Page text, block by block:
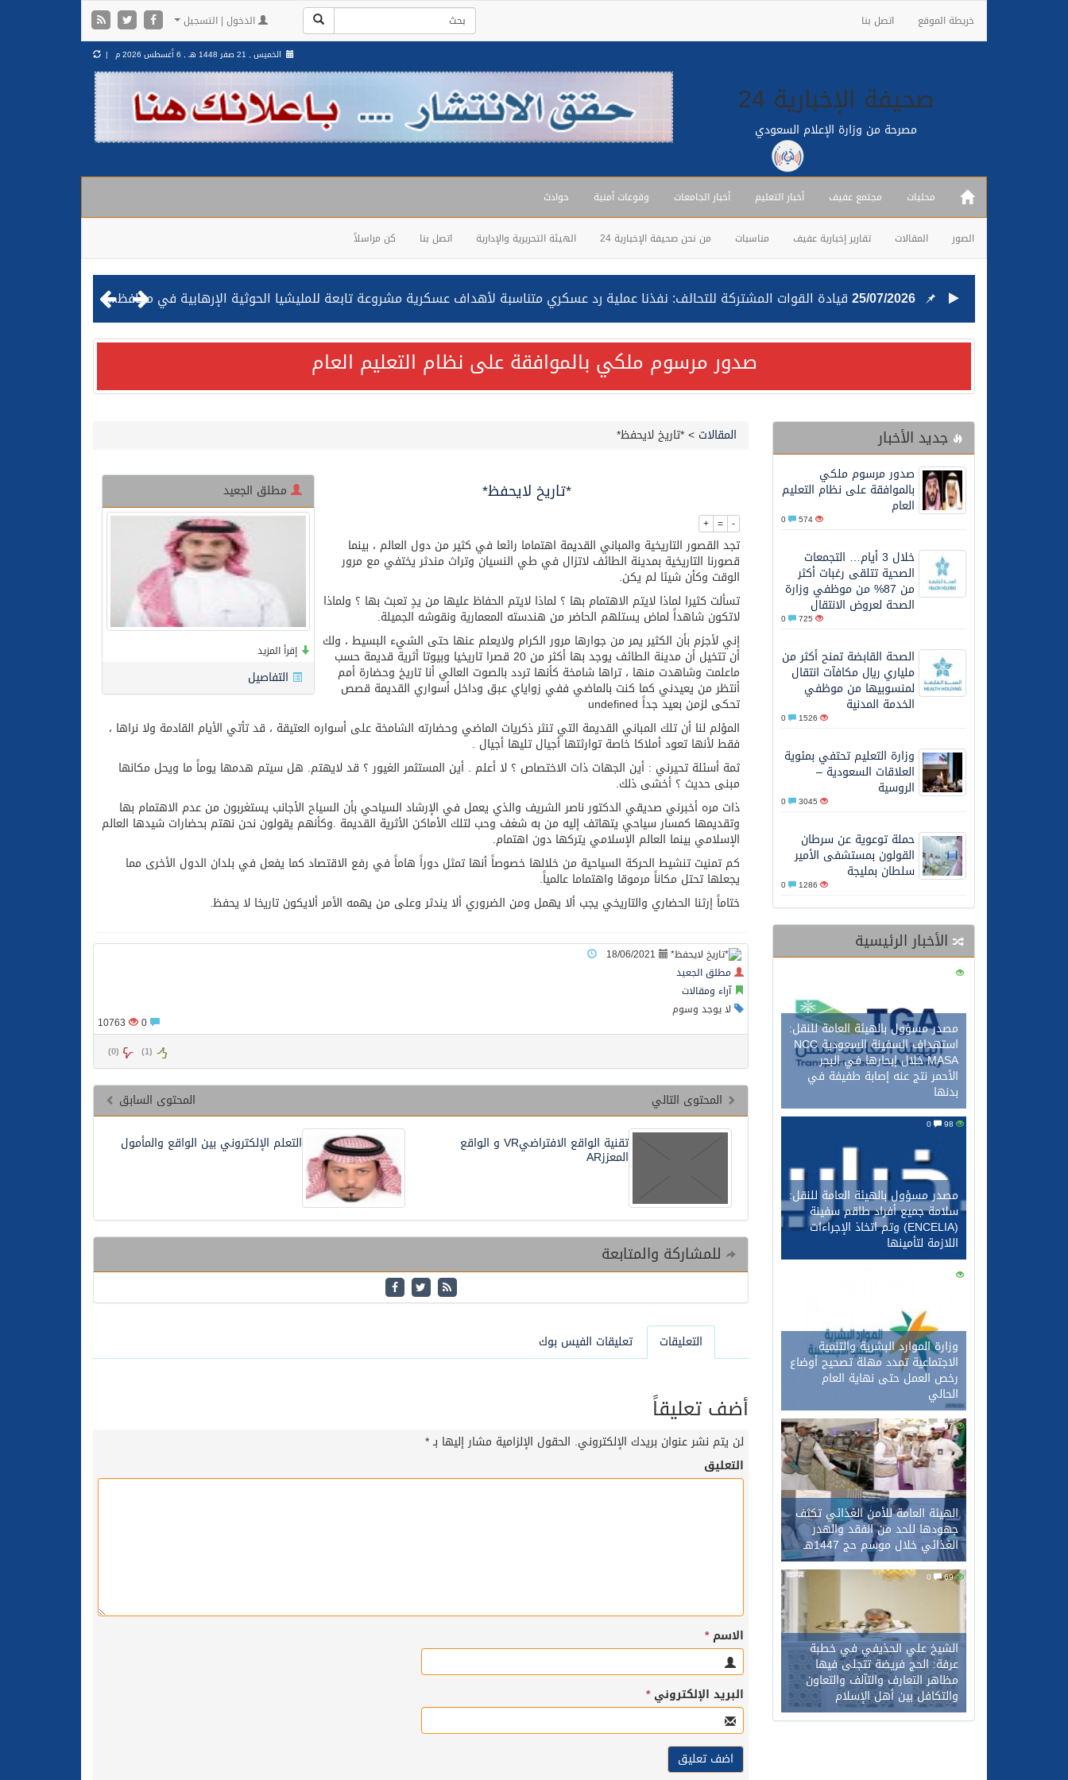
خريطة الموقع اتصل بنا الدخول | التسجيل
صحيفة الإخبارية 24
مصرحة من وزارة الإعلام السعودي
الخميس , 21 صفر 1448 هـ , 6 أغسطس 2026 م |
محليات مجتمع عفيف أخبار التعليم أخبار الجامعات وقوعات أمنية حوادث
الصور المقالات تقارير إخبارية عفيف مناسبات من نحن صحيفة الإخبارية 24 الهيئة التحريرية والإدارية اتصل بنا كن مراسلاً
25/07/2026 قيادة القوات المشتركة للتحالف: نفذنا عملية رد عسكري متناسبة لأهداف عسكرية مشروعة تابعة للمليشيا الحوثية الإرهابية في محافظة الحديدة
24/07/2026مصدر مسؤول بالهيئة العامة للنقل: استهداف السفينة السعودية NCC MASA خلال إبحارها في البحر الأحمر نتج عنه إصابة طفيفة في بدنها
24/07/2026صدور مرسوم ملكي بالموافقة على نظام التعليم العام
23/07/2026
مصدر مسؤول بالهيئة العامة للنقل: سلامة جميع أفراد طاقم سفينة (ENCELIA) وتم اتخاذ الإجراءات اللازمة لتأمينها
30/06/2026وزارة الموارد البشرية والتنمية الاجتماعية تمدد مهلة تصحيح أوضاع رخص العمل حتى نهاية العام الحالي
20/06/2026سمو ولي العهد يتلقى اتصالًا هاتفيًا من رئيس الوزراء الباكستاني
الهيئة العامة للأمن الغذائي تكثف جهودها للحد من الفقد والهدر الغذائي خلال موسم حج 1447هـ
27/05/2026محافظ عفيف يؤدي صلاة عيد الأضحى
الشيخ علي الحذيفي في خطبة عرفة: الحج فريضة تتجلى فيها مظاهر التعارف والتآلف والتعاون والتكافل بين أهل الإسلام
صدور مرسوم ملكي بالموافقة على نظام التعليم العام
جديد الأخبار
صدور مرسوم ملكي
بالموافقة على نظام التعليم
العام
574
خلال 3 أيام… التجمعات
الصحية تتلقى رغبات أكثر
من 87% من موظفي وزارة
الصحة لعروض الانتقال
725
الصحة القابضة تمنح أكثر من
ملياري ريال مكافآت انتقال
لمنسوبيها من موظفي
الخدمة المدنية
1526
وزارة التعليم تحتفي بمئوية
العلاقات السعودية –
الروسية
3045
حملة توعوية عن سرطان
القولون بمستشفى الأمير
سلطان بمليجة
1286
الأخبار الرئيسية
113
مصدر مسؤول بالهيئة العامة للنقل:
استهداف السفينة السعودية NCC
MASA خلال إبحارها في البحر
الأحمر نتج عنه إصابة طفيفة في
بدنها
مصدر مسؤول بالهيئة العامة للنقل:
سلامة جميع أفراد طاقم سفينة
(ENCELIA) وتم اتخاذ الإجراءات
اللازمة لتأمينها
83
وزارة الموارد البشرية والتنمية
الاجتماعية تمدد مهلة تصحيح أوضاع
رخص العمل حتى نهاية العام
الحالي
67
0
الهيئة العامة للأمن الغذائي تكثف
جهودها للحد من الفقد والهدر
الغذائي خلال موسم حج 1447هـ
69
الشيخ علي الحذيفي في خطبة
عرفة: الحج فريضة تتجلى فيها
مظاهر التعارف والتآلف والتعاون
والتكافل بين أهل الإسلام
المقالات >*تاريخ لايحفظ*
مطلق الجعيد
إقرأ المزيد
التفاصيل
*تاريخ لايحفظ*
+ = -
تجد القصور التاريخية والمباني القديمة اهتماما رائعا في كثير من دول العالم ، بينما
قصورنا التاريخية بمدينة الطائف لاتزال في طي النسيان وتراث مندثر يختفي مع مرور
الوقت وكأن شيئا لم يكن.
تسألت كثيرا لماذا لايتم الاهتمام بها ؟ لماذا لايتم الحفاظ عليها من يدٍ تعبث بها ؟ ولماذا
لاتكون شاهداً لماض يستلهم الحاضر من هندسته المعمارية ونقوشه الجميلة.
إني لأجزم بأن الكثير يمر من جوارها مرور الكرام ولايعلم عنها حتى الشيء البسيط ، ولك
أن تتخيل أن مدينة الطائف يوجد بها أكثر من 20 قصرا تاريخيا وبيوتا أثرية قديمة حسب
ماعلمت وشاهدت منها ، تراها شامخة كأنها تردد بالصوت العالي أنا تاريخ وحضارة أمم
أنتظر من يعيدني كما كنت بالماضي ففي زواياي عبق وداخل أسواري القديمة قصص
تحكى لزمن بعيد جداً undefined
المؤلم لنا أن تلك المباني القديمة التي تنثر ذكريات الماضي وحضارته الشامخة على أسواره العتيقة ، قد تأتي الأيام القادمة ولا نراها ،
فقط لأنها تعود أملاكا خاصة توارثتها أجيال تليها أجيال .
ثمة أسئلة تحيرني : أين الجهات ذات الاختصاص ؟ لا أعلم . أين المستثمر الغيور ؟ قد لايهتم. هل سيتم هدمها يوماً ما ويحل مكانها
مبنى حديث ؟ أخشى ذلك.
ذات مره أخبرني صديقي الدكتور ناصر الشريف والذي يعمل في الإرشاد السياحي بأن السياح الأجانب يستغربون من عدم الاهتمام بها
وتقديمها كمسار سياحي يتهاتف إليه من به شغف وحب لتلك الأماكن الأثرية القديمة .وكأنهم يقولون نحن نهتم بحضارات شيدها العالم
الإسلامي بينما العالم الإسلامي يتركها دون اهتمام.
كم تمنيت تنشيط الحركة السياحية من خلالها خصوصاً أنها تمثل دوراً هاماً في رفع الاقتصاد كما يفعل في بلدان الدول الأخرى مما
يجعلها تحتل مكاناً مرموقا واهتماما عالمياً.
ختاماً إرثنا الحضاري والتاريخي يجب ألا يهمل ومن الضروري ألا يندثر وعلى من يهمه الأمر ألايكون تاريخا لا يحفظ.
18/06/2021
مطلق الجعيد
آراء ومقالات
لا يوجد وسوم
10763
(
0
) (
1
)
المحتوى السابق
المحتوى التالي
التعلم الإلكتروني بين الواقع والمأمول
تقنية الواقع الافتراضيVR و الواقع
المعززAR
للمشاركة والمتابعة
التعليقات تعليقات الفيس بوك
أضف تعليقاً
لن يتم نشر عنوان بريدك الإلكتروني. الحقول الإلزامية مشار إليها بـ*
التعليق
الاسم*
البريد الإلكتروني*